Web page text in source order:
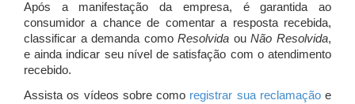
Após a manifestação da empresa, é garantida ao
consumidor a chance de comentar a resposta recebida,
classificar a demanda comoResolvida ouNão Resolvida,
e ainda indicar seu nível de satisfação com o atendimento
recebido.
Assista os vídeos sobre como registrar sua reclamaçãoe